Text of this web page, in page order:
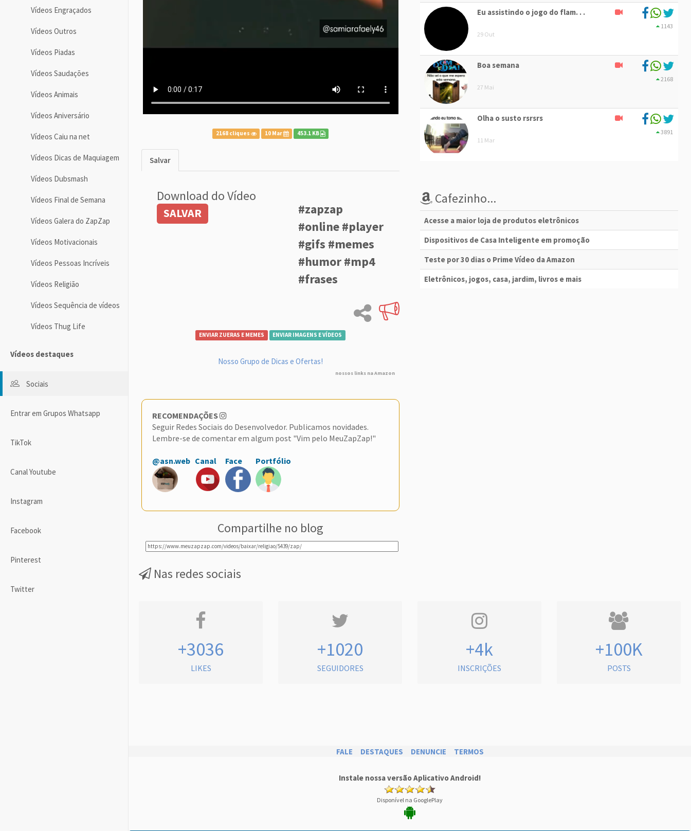
Vídeos Engraçados
Vídeos Outros
Vídeos Piadas
Vídeos Saudações
Vídeos Animais
Vídeos Aniversário
Vídeos Caiu na net
Vídeos Dicas de Maquiagem
Vídeos Dubsmash
Vídeos Final de Semana
Vídeos Galera do ZapZap
Vídeos Motivacionais
Vídeos Pessoas Incríveis
Vídeos Religião
Vídeos Sequência de vídeos
Vídeos Thug Life
Vídeos destaques
Sociais
Entrar em Grupos Whatsapp
TikTok
Canal Youtube
Instagram
Facebook
Pinterest
Twitter
2168 cliques 10 Mar 453.1 KB
Salvar
Download do Vídeo
SALVAR
#zapzap
#online #player
#gifs #memes
#humor #mp4
#frases
ENVIAR ZUERAS E MEMES ENVIAR IMAGENS E VÍDEOS
Nosso Grupo de Dicas e Ofertas!
nossos links na Amazon
RECOMENDAÇÕES
Seguir Redes Sociais do Desenvolvedor. Publicamos novidades.
Lembre-se de comentar em algum post "Vim pelo MeuZapZap!"
@asn.web Canal Face Portfólio
Compartilhe no blog
Eu assistindo o jogo do flam. . .
29 Out
1143
Boa semana
27 Mai
2168
Olha o susto rsrsrs
11 Mar
3891
Cafezinho...
Acesse a maior loja de produtos eletrônicos
Dispositivos de Casa Inteligente em promoção
Teste por 30 dias o Prime Vídeo da Amazon
Eletrônicos, jogos, casa, jardim, livros e mais
Nas redes sociais
+3036
LIKES
+1020
SEGUIDORES
+4k
INSCRIÇÕES
+100K
POSTS
FALE DESTAQUES DENUNCIE TERMOS
Instale nossa versão Aplicativo Android!
Disponível na GooglePlay